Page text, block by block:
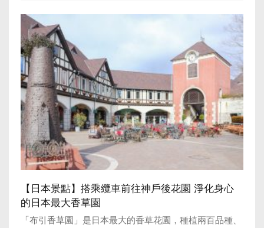
【日本景點】搭乘纜車前往神戶後花園 淨化身心
的日本最大香草園
「布引香草園」是日本最大的香草花園，種植兩百品種、